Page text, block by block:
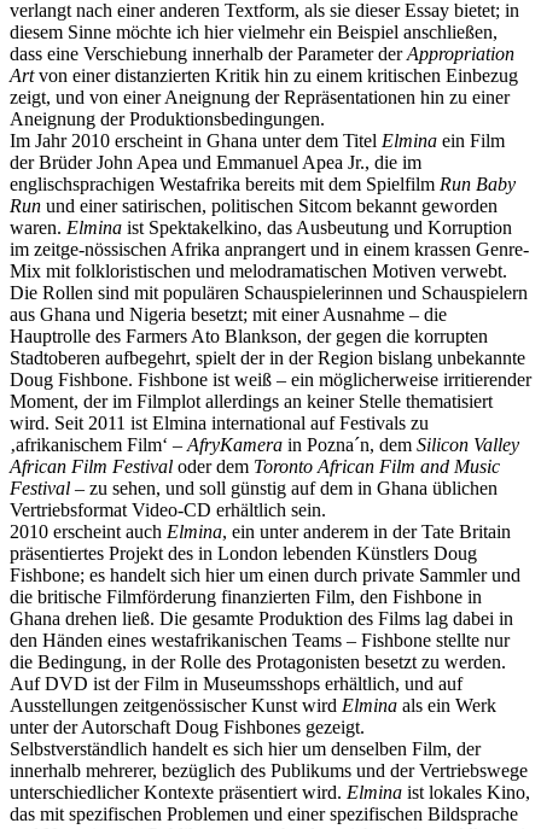
verlangt nach einer anderen Textform, als sie dieser Essay bietet; in
diesem Sinne möchte ich hier vielmehr ein Beispiel anschließen,
dass eine Verschiebung innerhalb der Parameter derAppropriation
Artvon einer distanzierten Kritik hin zu einem kritischen Einbezug
zeigt, und von einer Aneignung der Repräsentationen hin zu einer
Aneignung der Produktionsbedingungen.
Im Jahr 2010 erscheint in Ghana unter dem Titel Elmina ein Film
der Brüder John Apea und Emmanuel Apea Jr., die im
englischsprachigen Westafrika bereits mit dem Spielfilm Run Baby
Run und einer satirischen, politischen Sitcom bekannt geworden
waren. Elmina ist Spektakelkino, das Ausbeutung und Korruption
im zeitge-nössischen Afrika anprangert und in einem krassen Genre-
Mix mit folkloristischen und melodramatischen Motiven verwebt.
Die Rollen sind mit populären Schauspielerinnen und Schauspielern
aus Ghana und Nigeria besetzt; mit einer Ausnahme – die
Hauptrolle des Farmers Ato Blankson, der gegen die korrupten
Stadtoberen aufbegehrt, spielt der in der Region bislang unbekannte
Doug Fishbone. Fishbone ist weiß – ein möglicherweise irritierender
Moment, der im Filmplot allerdings an keiner Stelle thematisiert
wird. Seit 2011 ist Elmina international auf Festivals zu
‚afrikanischem Film‘ – AfryKamera in Pozna´n, dem Silicon Valley
African Film Festival oder dem Toronto African Film and Music
Festival – zu sehen, und soll günstig auf dem in Ghana üblichen
Vertriebsformat Video-CD erhältlich sein.
2010 erscheint auch Elmina, ein unter anderem in der Tate Britain
präsentiertes Projekt des in London lebenden Künstlers Doug
Fishbone; es handelt sich hier um einen durch private Sammler und
die britische Filmförderung finanzierten Film, den Fishbone in
Ghana drehen ließ. Die gesamte Produktion des Films lag dabei in
den Händen eines westafrikanischen Teams – Fishbone stellte nur
die Bedingung, in der Rolle des Protagonisten besetzt zu werden.
Auf DVD ist der Film in Museumsshops erhältlich, und auf
Ausstellungen zeitgenössischer Kunst wird Elmina als ein Werk
unter der Autorschaft Doug Fishbones gezeigt.
Selbstverständlich handelt es sich hier um denselben Film, der
innerhalb mehrerer, bezüglich des Publikums und der Vertriebswege
unterschiedlicher Kontexte präsentiert wird. Elmina ist lokales Kino,
das mit spezifischen Problemen und einer spezifischen Bildsprache